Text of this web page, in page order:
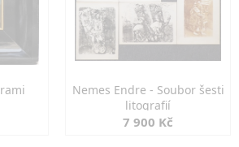
Nemes Endre - Soubor šesti
litografií
7 900 Kč